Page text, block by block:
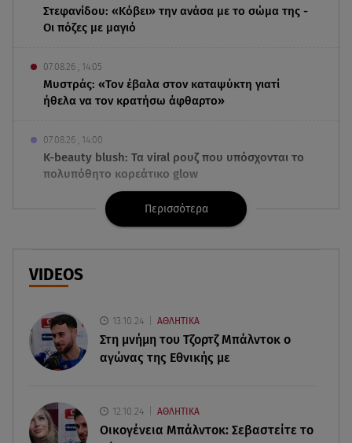
Στεφανίδου: «Κόβει» την ανάσα με το σώμα της -
Οι πόζες με μαγιό
07.08.26 , 14:05
Μυστράς: «Τον έβαλα στον καταψύκτη γιατί
ήθελα να τον κρατήσω άφθαρτο»
07.08.26 , 14:00
K-beauty blush: Τα viral ρουζ που υπόσχονται το
πολυπόθητο κορεάτικο glow
07.08.26 , 13:42
Παραλίες: Πάνω από 1.500 έλεγχοι - Στη μάχη
drones και νέες τεχνολογίες
07.08.26 , 13:33
μου λείπεις πάντα και για πάντα»
07.08.26 , 13:16
07.08.26 , 13:04
Περισσότερα
VIDEOS
13.10.24 ΑΘΛΗΤΙΚΑ
Στη μνήμη του Τζορτζ Μπάλντοκ ο
αγώνας της Εθνικής με
12.10.24 ΑΘΛΗΤΙΚΑ
Οικογένεια Μπάλντοκ: Σεβαστείτε το